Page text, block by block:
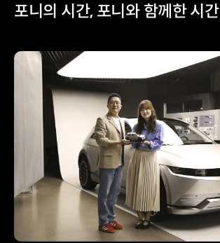
포니의 시간, 포니와 함께한 시간